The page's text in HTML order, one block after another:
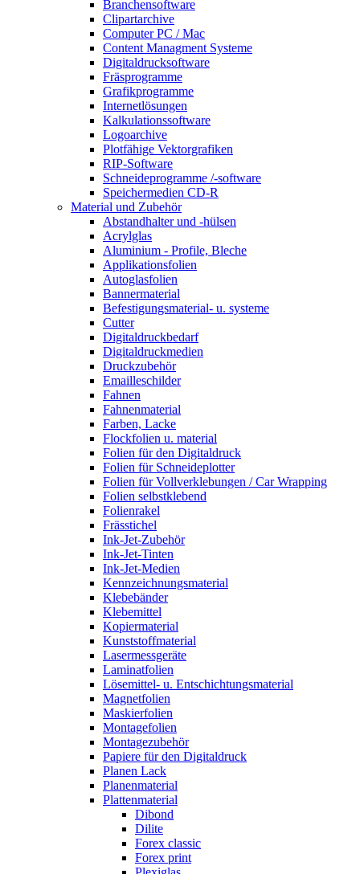
Branchensoftware
Clipartarchive
Computer PC / Mac
Content Managment Systeme
Digitaldrucksoftware
Fräsprogramme
Grafikprogramme
Internetlösungen
Kalkulationssoftware
Logoarchive
Plotfähige Vektorgrafiken
RIP-Software
Schneideprogramme /-software
Speichermedien CD-R
Material und Zubehör
Abstandhalter und -hülsen
Acrylglas
Aluminium - Profile, Bleche
Applikationsfolien
Autoglasfolien
Bannermaterial
Befestigungsmaterial- u. systeme
Cutter
Digitaldruckbedarf
Digitaldruckmedien
Druckzubehör
Emailleschilder
Fahnen
Fahnenmaterial
Farben, Lacke
Flockfolien u. material
Folien für den Digitaldruck
Folien für Schneideplotter
Folien für Vollverklebungen / Car Wrapping
Folien selbstklebend
Folienrakel
Frässtichel
Ink-Jet-Zubehör
Ink-Jet-Tinten
Ink-Jet-Medien
Kennzeichnungsmaterial
Klebebänder
Klebemittel
Kopiermaterial
Kunststoffmaterial
Lasermessgeräte
Laminatfolien
Lösemittel- u. Entschichtungsmaterial
Magnetfolien
Maskierfolien
Montagefolien
Montagezubehör
Papiere für den Digitaldruck
Planen Lack
Planenmaterial
Plattenmaterial
Dibond
Dilite
Forex classic
Forex print